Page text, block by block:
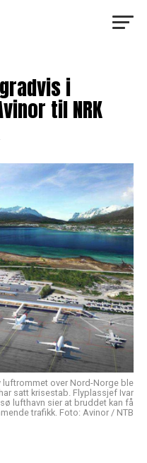
i
til NRK
luftrommet over Nord-Norge ble
satt krisestab. Flyplassjef Ivar
lufthavn sier at bruddet kan få
trafikk. Foto: Avinor / NTB